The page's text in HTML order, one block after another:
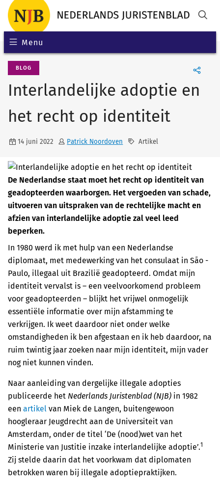
Menu
BLOG
Interlandelijke adoptie en
het recht op identiteit
14 juni 2022 Patrick Noordoven Artikel
De Nederlandse staat moet het recht op identiteit van
geadopteerden waarborgen. Het vergoeden van schade,
uitvoeren van uitspraken van de rechtelijke macht en
afzien van interlandelijke adoptie zal veel leed
beperken.
In 1980 werd ik met hulp van een Nederlandse
diplomaat, met medewerking van het consulaat in São ­
Paulo, illegaal uit Brazilië geadopteerd. Omdat mijn
identiteit vervalst is – een veelvoorkomend probleem
voor geadopteerden – blijkt het vrijwel onmogelijk
essentiële informatie over mijn afstamming te
verkrijgen. Ik weet daardoor niet onder welke
omstandigheden ik ben afgestaan en ik heb daardoor, na
ruim twintig jaar zoeken naar mijn identiteit, mijn vader
nog niet kunnen vinden.
Naar aanleiding van dergelijke illegale adopties
publiceerde het Nederlands Juristenblad (NJB) in 1982
een artikel van Miek de Langen, buitengewoon
hoogleraar Jeugdrecht aan de Universiteit van
Amsterdam, onder de titel ‘De (nood)wet van het
Ministerie van Justitie inzake interlandelijke adoptie’.1
Zij stelde daarin dat het voorkwam dat diplomaten
betrokken waren bij illegale adoptiepraktijken.